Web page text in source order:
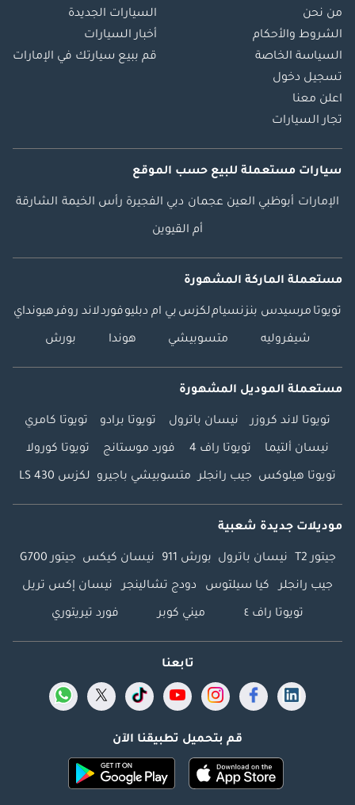
من نحن
الشروط والأحكام
السياسة الخاصة
تسجيل دخول
اعلن معنا
تجار السيارات
السيارات الجديدة
أخبار السيارات
قم ببيع سيارتك في الإمارات
سيارات مستعملة للبيع حسب الموقع
الإمارات أبوظبي العين عجمان دبي الفجيرة رأس الخيمة الشارقة
أم القيوين
مستعملة الماركة المشهورة
تويوتا مرسيدس بنزنسياملكزس بي ام دبليوفوردلاند روفرهيونداي
شيفروليه متسوبيشي هوندا بورش
مستعملة الموديل المشهورة
تويوتا لاند كروزر نيسان باترول تويوتا برادو تويوتا كامري
نيسان ألتيما تويوتا راف 4 فورد موستانج تويوتا كورولا
تويوتا هيلوكس جيب رانجلر متسوبيشي باجيرو لكزس LS 430
موديلات جديدة شعبية
جيتور T2 نيسان باترول بورش 911 نيسان كيكس جيتور G700
جيب رانجلر كيا سيلتوس دودج تشالينجر نيسان إكس تريل
تويوتا راف ٤ ميني كوبر فورد تيريتوري
تابعنا
قم بتحميل تطبيقنا الآن